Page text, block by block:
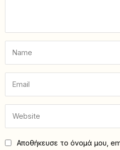
Αποθήκευσε το όνομά μου,